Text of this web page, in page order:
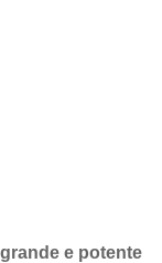
e potente